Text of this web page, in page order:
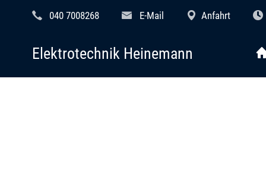
040 7008268 E-Mail Anfahrt
Elektrotechnik Heinemann